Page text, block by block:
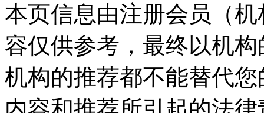
本页信息由注册会员（
容仅供参考，最终以机
机构的推荐都不能替代